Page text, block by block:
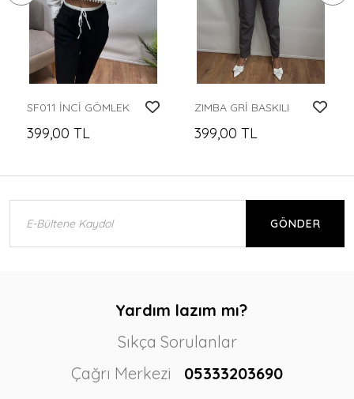
SF011 İNCİ GÖMLEK
399,00 TL
ZIMBA GRİ BASKILI
399,00 TL
GÖNDER
Yardım lazım mı?
Sıkça Sorulanlar
Çağrı Merkezi
05333203690